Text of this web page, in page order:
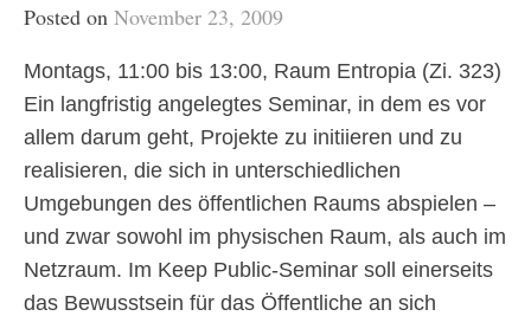
Posted on November 23, 2009
Montags, 11:00 bis 13:00, Raum Entropia (Zi. 323)
Ein langfristig angelegtes Seminar, in dem es vor
allem darum geht, Projekte zu initiieren und zu
realisieren, die sich in unterschiedlichen
Umgebungen des öffentlichen Raums abspielen –
und zwar sowohl im physischen Raum, als auch im
Netzraum. Im Keep Public-Seminar soll einerseits
das Bewusstsein für das Öffentliche an sich